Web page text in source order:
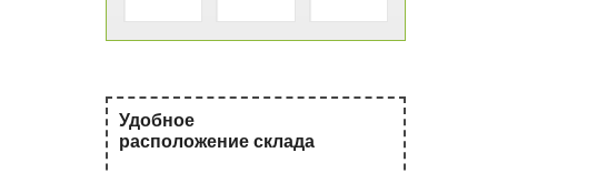
Удобное
расположение склада